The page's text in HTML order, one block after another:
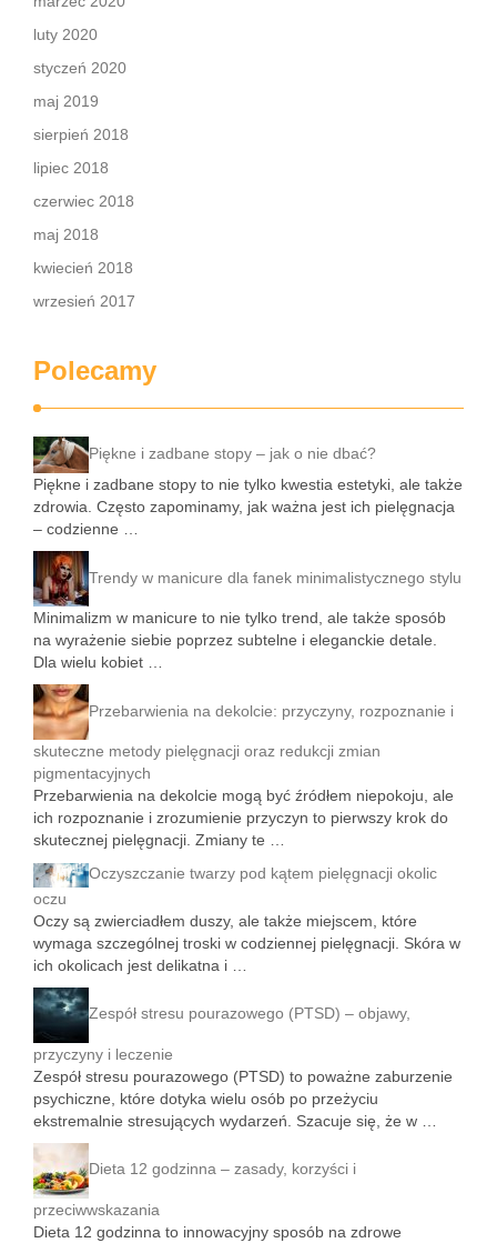
luty 2020
styczeń 2020
maj 2019
sierpień 2018
lipiec 2018
czerwiec 2018
maj 2018
kwiecień 2018
wrzesień 2017
Polecamy
Piękne i zadbane stopy – jak o nie dbać?
Piękne i zadbane stopy to nie tylko kwestia estetyki, ale także
zdrowia. Często zapominamy, jak ważna jest ich pielęgnacja
– codzienne …
Trendy w manicure dla fanek minimalistycznego stylu
Minimalizm w manicure to nie tylko trend, ale także sposób
na wyrażenie siebie poprzez subtelne i eleganckie detale.
Dla wielu kobiet …
Przebarwienia na dekolcie: przyczyny, rozpoznanie i
skuteczne metody pielęgnacji oraz redukcji zmian
pigmentacyjnych
Przebarwienia na dekolcie mogą być źródłem niepokoju, ale
ich rozpoznanie i zrozumienie przyczyn to pierwszy krok do
skutecznej pielęgnacji. Zmiany te …
Oczyszczanie twarzy pod kątem pielęgnacji okolic
oczu
Oczy są zwierciadłem duszy, ale także miejscem, które
wymaga szczególnej troski w codziennej pielęgnacji. Skóra w
ich okolicach jest delikatna i …
Zespół stresu pourazowego (PTSD) – objawy,
przyczyny i leczenie
Zespół stresu pourazowego (PTSD) to poważne zaburzenie
psychiczne, które dotyka wielu osób po przeżyciu
ekstremalnie stresujących wydarzeń. Szacuje się, że w …
Dieta 12 godzinna – zasady, korzyści i
przeciwwskazania
Dieta 12 godzinna to innowacyjny sposób na zdrowe